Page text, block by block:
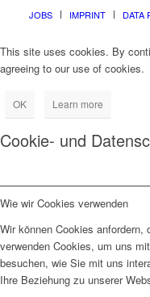
JOBS IMPRINT DATA
This site uses cookies. By
agreeing to our use of cookies.
OK Learn more
Cookie- und
Wie wir Cookies verwenden
Wir können Cookies
verwenden Cookies, um uns
besuchen, wie Sie mit uns
Ihre Beziehung zu unserer